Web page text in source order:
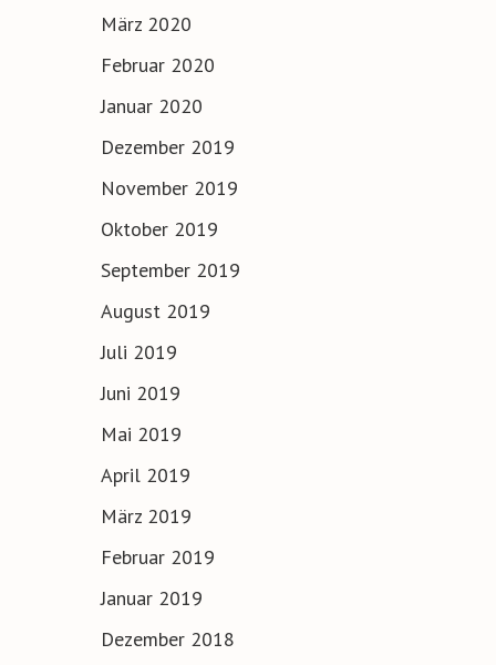
März 2020
Februar 2020
Januar 2020
Dezember 2019
November 2019
Oktober 2019
September 2019
August 2019
Juli 2019
Juni 2019
Mai 2019
April 2019
März 2019
Februar 2019
Januar 2019
Dezember 2018